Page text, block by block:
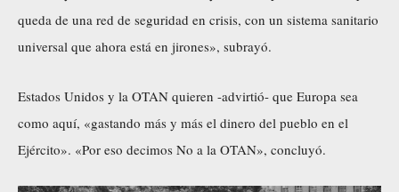
queda de una red de seguridad en crisis, con un sistema sanitario
universal que ahora está en jirones», subrayó.
Estados Unidos y la OTAN quieren -advirtió- que Europa sea
como aquí, «gastando más y más el dinero del pueblo en el
Ejército». «Por eso decimos No a la OTAN», concluyó.